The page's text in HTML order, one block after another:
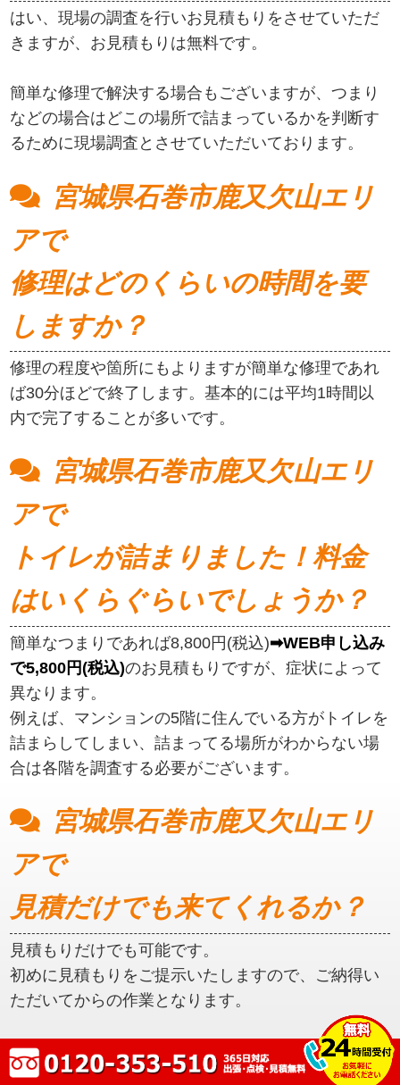
はい、現場の調査を行いお見積もりをさせていただ
きますが、お見積もりは無料です。
簡単な修理で解決する場合もございますが、つまり
などの場合はどこの場所で詰まっているかを判断す
るために現場調査とさせていただいております。
宮城県石巻市鹿又欠山エリ
アで
修理はどのくらいの時間を要
しますか？
修理の程度や箇所にもよりますが簡単な修理であれ
ば30分ほどで終了します。基本的には平均1時間以
内で完了することが多いです。
宮城県石巻市鹿又欠山エリ
アで
トイレが詰まりました！料金
はいくらぐらいでしょうか？
簡単なつまりであれば8,800円(税込)➡WEB申し込み
で5,800円(税込)のお見積もりですが、症状によって
異なります。
例えば、マンションの5階に住んでいる方がトイレを
詰まらしてしまい、詰まってる場所がわからない場
合は各階を調査する必要がございます。
宮城県石巻市鹿又欠山エリ
アで
見積だけでも来てくれるか？
見積もりだけでも可能です。
初めに見積もりをご提示いたしますので、ご納得い
ただいてからの作業となります。
宮城県石巻市鹿又欠山エリ